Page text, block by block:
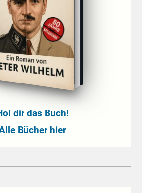
dir das Buch!
Bücher hier